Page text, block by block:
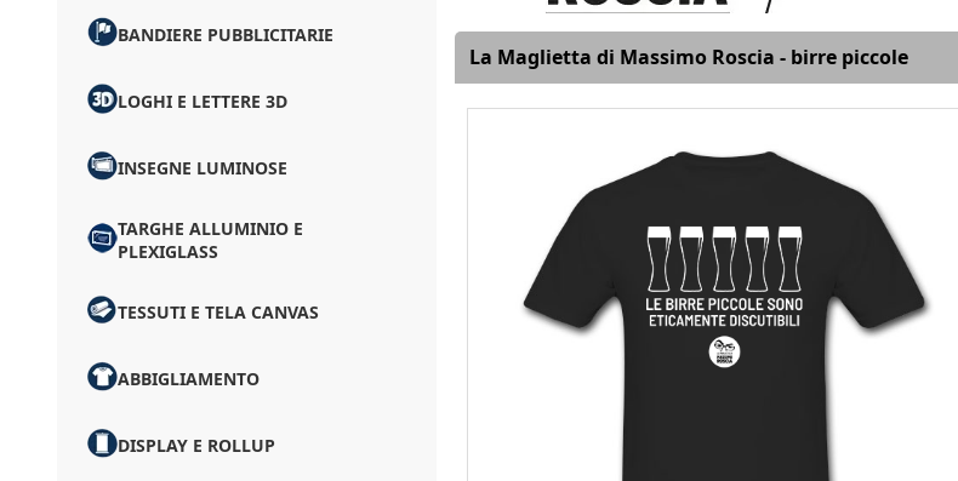
BANDIERE PUBBLICITARIE
LOGHI E LETTERE 3D
INSEGNE LUMINOSE
TARGHE ALLUMINIO E
PLEXIGLASS
TESSUTI E TELA CANVAS
ABBIGLIAMENTO
DISPLAY E ROLLUP
La Maglietta di Massimo Roscia - birre piccole